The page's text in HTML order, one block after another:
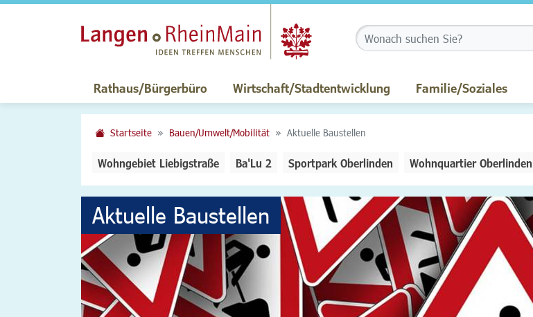
Rathaus/Bürgerbüro Wirtschaft/Stadtentwicklung Familie/Soziales
Startseite Bauen/Umwelt/Mobilität Aktuelle Baustellen
Wohngebiet Liebigstraße Ba'Lu 2 Sportpark Oberlinden Wohnquartier Oberlinden
Aktuelle Baustellen